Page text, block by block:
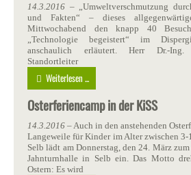
14.3.2016 – „Umweltverschmutzung
und Fakten“ – dieses
Mittwochabend den knapp 40
„Technologie begeistert“ im
anschaulich erläutert. Herr Dr.-Ing.
Standortleiter
Weiterlesen ...
Osterferiencamp in der KiSS
14.3.2016 – Auch in den anstehenden
Langeweile für Kinder im Alter zwischen 3-
Selb lädt am Donnerstag, den 24. März
Jahnturnhalle in Selb ein. Das Motto
Ostern: Es wird